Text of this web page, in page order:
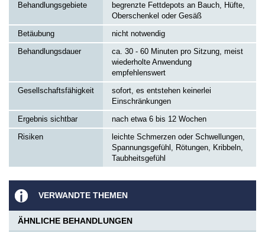
Behandlungsgebiete
begrenzte Fettdepots an Bauch, Hüfte,
Oberschenkel oder Gesäß
Betäubung
nicht notwendig
Behandlungsdauer
ca. 30 - 60 Minuten pro Sitzung, meist
wiederholte Anwendung
empfehlenswert
Gesellschaftsfähigkeit
sofort, es entstehen keinerlei
Einschränkungen
Ergebnis sichtbar
nach etwa 6 bis 12 Wochen
Risiken
leichte Schmerzen oder Schwellungen,
Spannungsgefühl, Rötungen, Kribbeln,
Taubheitsgefühl
VERWANDTE THEMEN
ÄHNLICHE BEHANDLUNGEN